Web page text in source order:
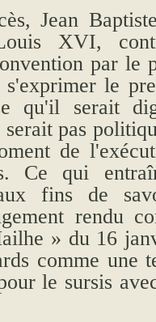
Jean
XVI,
par le
s'exprimer le
qu'il serait
pas
de
Ce qui
aux fins de
rendu
» du 16
comme une
le sursis